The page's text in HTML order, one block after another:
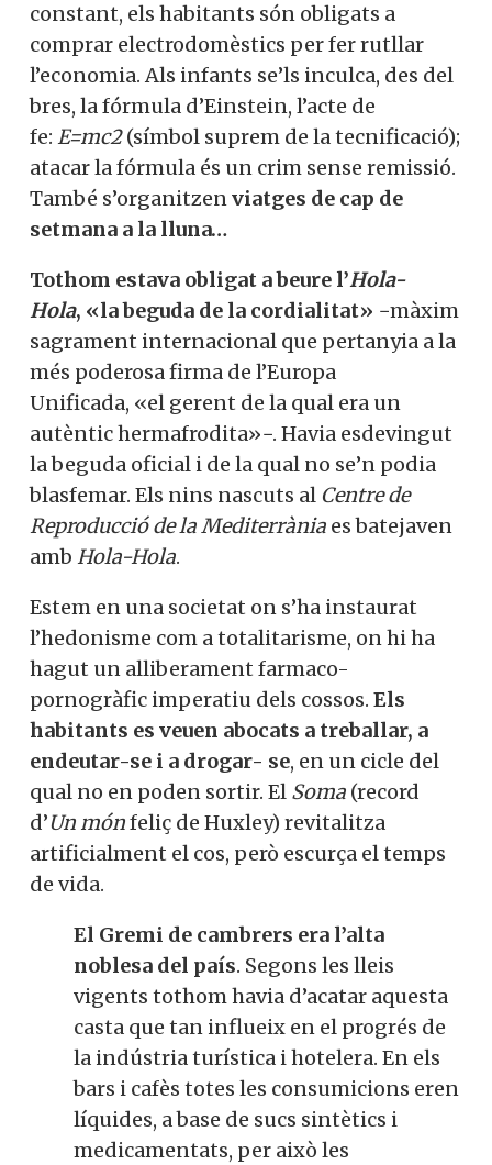
constant, els habitants són obligats a
comprar electrodomèstics per fer rutllar
l’economia. Als infants se’ls inculca, des del
bres, la fórmula d’Einstein, l’acte de
fe: E=mc2(símbol suprem de la tecnificació);
atacar la fórmula és un crim sense remissió.
També s’organitzenviatges de cap de
setmana a la lluna…
Tothom estava obligat a beure l’Hola-
Hola, «la beguda de la cordialitat» −màxim
sagrament internacional que pertanyia a la
més poderosa firma de l’Europa
Unificada, «el gerent de la qual era un
autèntic hermafrodita»−. Havia esdevingut
la beguda oficial i de la qual no se’n podia
blasfemar. Els nins nascuts al Centrede
Reproducció de la Mediterrània es batejaven
amb Hola-Hola.
Estem en una societat on s’ha instaurat
l’hedonisme com a totalitarisme, on hi ha
hagut un alliberament farmaco-
pornogràfic imperatiu dels cossos. Els
habitants es veuen abocats a treballar, a
endeutar-se i a drogar- se, en un cicle del
qual no en poden sortir. El Soma (record
d’Un mónfeliç de Huxley) revitalitza
artificialment el cos, però escurça el temps
de vida.
El Gremi de cambrers era l’alta
noblesa del país. Segons les lleis
vigents tothom havia d’acatar aquesta
casta que tan influeix en el progrés de
la indústria turística i hotelera. En els
bars i cafès totes les consumicions eren
líquides, a base de sucs sintètics i
medicamentats, per això les